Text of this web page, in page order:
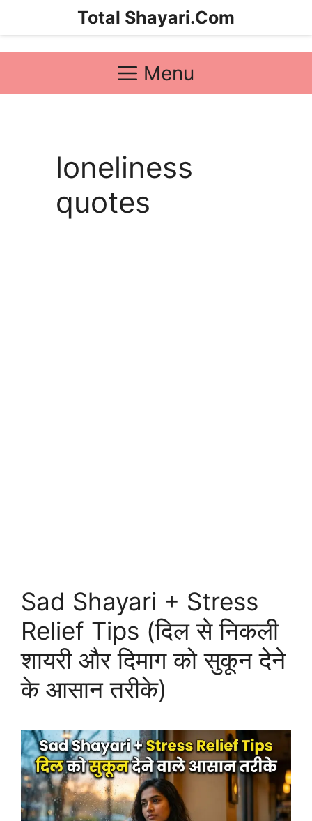
Total Shayari.Com
Menu
loneliness
quotes
Sad Shayari + Stress
Relief Tips (दिल से निकली
शायरी और दिमाग को सुकून देने
के आसान तरीके)